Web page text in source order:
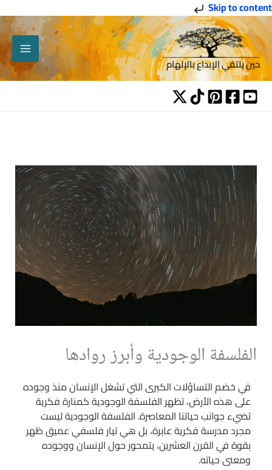
Skip to content
تخطي
إلى
المحتوى
حين يلتقي الإبداع بالإلهام
الفلسفة الوجودية وأبرز روادها
في خضم التساؤلات الكبرى التي تشغل الإنسان منذ وجوده
على هذه الأرض، تظهر الفلسفة الوجودية كمنارة فكرية
تضيء جوانب حياتنا المعاصرة. الفلسفة الوجودية ليست
مجرد مدرسة فكرية عابرة، بل هي تيار فلسفي عميق ظهر
بقوة في القرن العشرين، يتمحور حول الإنسان ووجوده
ومعنى حياته.